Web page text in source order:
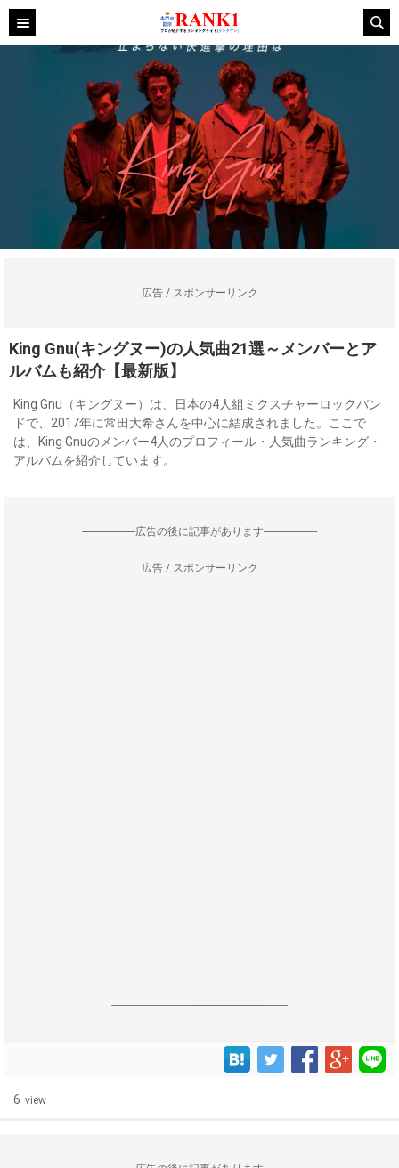
広告 / スポンサーリンク
King Gnu(キングヌー)の人気曲21選～メンバーとア
ルバムも紹介【最新版】
King Gnu（キングヌー）は、日本の4人組ミクスチャーロックバン
ドで、2017年に常田大希さんを中心に結成されました。ここで
は、King Gnuのメンバー4人のプロフィール・人気曲ランキング・
アルバムを紹介しています。
--------------------広告の後に記事があります--------------------
広告 / スポンサーリンク
------------------------------------------------------------------
6 view